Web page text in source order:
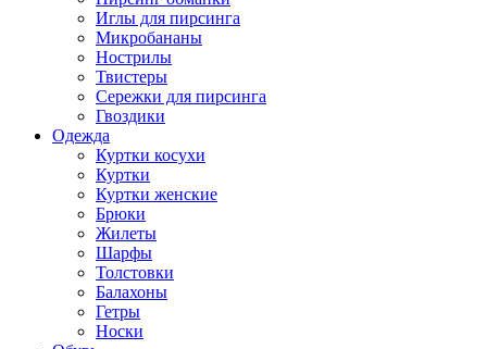
Иглы для пирсинга
Микробананы
Нострилы
Твистеры
Сережки для пирсинга
Гвоздики
Одежда
Куртки косухи
Куртки
Куртки женские
Брюки
Жилеты
Шарфы
Толстовки
Балахоны
Гетры
Носки